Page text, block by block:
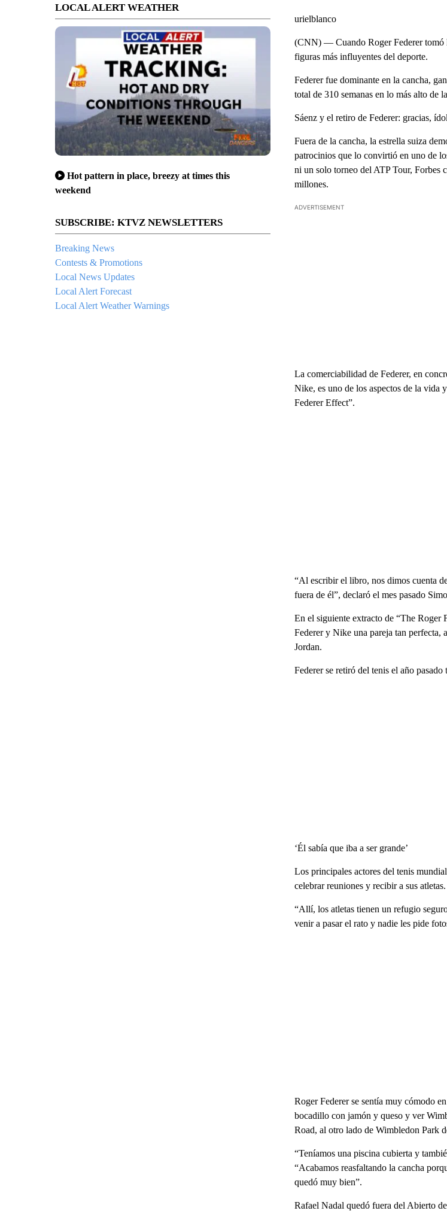
LOCAL ALERT WEATHER
Hot pattern in place, breezy at times this
weekend
SUBSCRIBE: KTVZ NEWSLETTERS
Breaking News
Contests & Promotions
Local News Updates
Local Alert Forecast
Local Alert Weather Warnings
urielblanco
(CNN) — Cuando Roger Federer tomó
figuras más influyentes del deporte.
Federer fue dominante en la cancha,
total de 310 semanas en lo más alto de
Sáenz y el retiro de Federer: gracias,
Fuera de la cancha, la estrella suiza
patrocinios que lo convirtió en uno de
ni un solo torneo del ATP Tour, Forbes
millones.
ADVERTISEMENT
La comerciabilidad de Federer, en
Nike, es uno de los aspectos de la vida
Federer Effect”.
“Al escribir el libro, nos dimos cuenta
fuera de él”, declaró el mes pasado
En el siguiente extracto de “The
Federer y Nike una pareja tan
Jordan.
Federer se retiró del tenis el año
‘Él sabía que iba a ser grande’
Los principales actores del tenis
celebrar reuniones y recibir a sus atletas.
“Allí, los atletas tienen un refugio
venir a pasar el rato y nadie les pide
Roger Federer se sentía muy cómodo
bocadillo con jamón y queso y ver
Road, al otro lado de Wimbledon Park
“Teníamos una piscina cubierta y
“Acabamos reasfaltando la cancha
quedó muy bien”.
Rafael Nadal quedó fuera del Abierto